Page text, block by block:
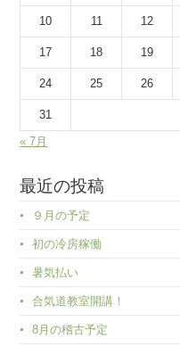
10 11 12
17 18 19
24 25 26
31
« 7月
最近の投稿
９月の予定
初の冷房稼働
暑気払い
合気道教室開講！
8月の稽古予定